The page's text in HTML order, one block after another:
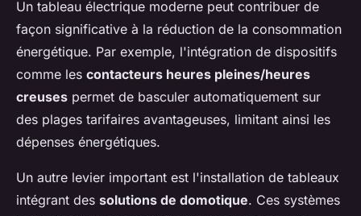
Un tableau électrique moderne peut contribuer de
façon significative à la réduction de la consommation
énergétique. Par exemple, l'intégration de dispositifs
comme les contacteurs heures pleines/heures
creuses permet de basculer automatiquement sur
des plages tarifaires avantageuses, limitant ainsi les
dépenses énergétiques.
Un autre levier important est l'installation de tableaux
intégrant des solutions de domotique. Ces systèmes